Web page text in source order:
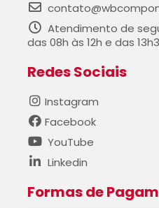
Atendimento de
das 08h às 12h e das
Redes Sociais
Instagram
Facebook
YouTube
Linkedin
Formas de